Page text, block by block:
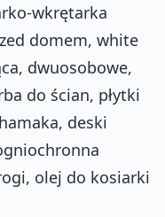
wkrętarka
domem, white
dwuosobowe,
do ścian, płytki
deski
olej do kosiarki